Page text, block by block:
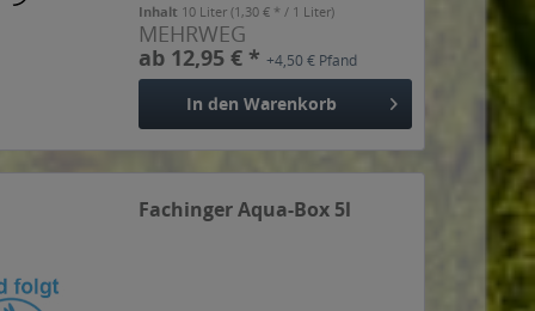
und anerkannt dank seiner
einzigartigen Mineralstoff-
Kombination. Mit dem
besonders...
Inhalt 10 Liter(1,30 € * / 1 Liter)
MEHRWEG
ab 12,95 € *+4,50 € Pfand
In den Warenkorb
Fachinger Aqua-Box 5l